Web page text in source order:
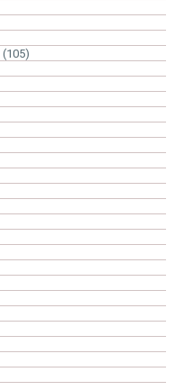
(105)